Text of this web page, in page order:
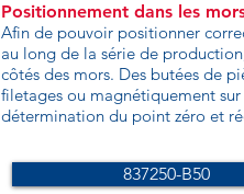
Positionnement dans les
Afin de pouvoir positionner
au long de la série de
côtés des mors. Des butées de
filetages ou magnétiquement
détermination du point zéro et
837250-B50